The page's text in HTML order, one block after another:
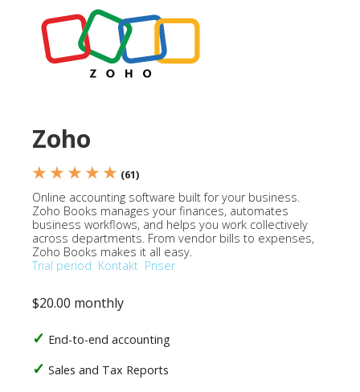
Zoho
★ ★ ★ ★ ★ (61)
Online accounting software built for your business.
Zoho Books manages your finances, automates
business workflows, and helps you work collectively
across departments. From vendor bills to expenses,
Zoho Books makes it all easy.
Trial period Kontakt Priser
$20.00 monthly
End-to-end accounting
Sales and Tax Reports